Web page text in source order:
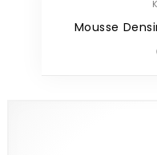
Mousse